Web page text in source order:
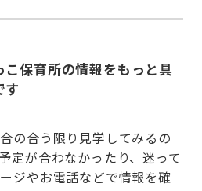
こ保育所の情報をもっと具
す
の合う限り見学してみるの
定が合わなかったり、迷って
ジやお電話などで情報を確